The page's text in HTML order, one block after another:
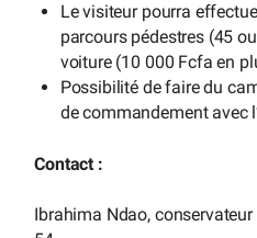
Le visiteur pourra
parcours pédestres (45
voiture (10 000 Fcfa en
Possibilité de faire du
de commandement avec
Contact :
Ibrahima Ndao,